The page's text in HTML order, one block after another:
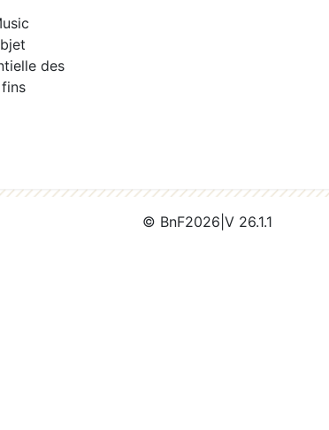
des
© BnF2026 V 26.1.1